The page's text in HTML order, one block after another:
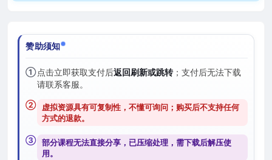
赞助须知
①点击立即获取支付后返回刷新或跳转；支付后无法下载
请联系客服。
② 虚拟资源具有可复制性，不懂可询问；购买后不支持任何
方式的退款。
③ 部分课程无法直接分享，已压缩处理，需下载后解压使
用。